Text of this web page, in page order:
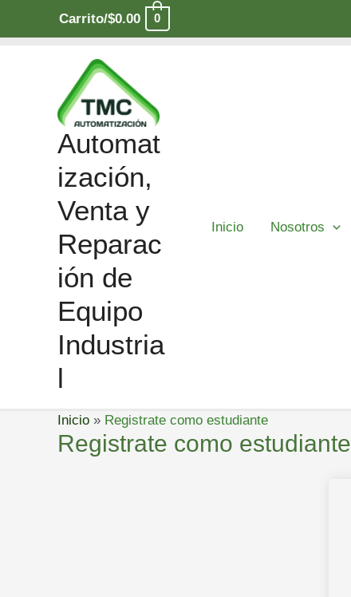
Carrito/$0.00 0
Automat
ización,
Venta y
Reparac
ión de
Equipo
Industria
l
Inicio Nosotros
Inicio Registrate como estudiante
Registrate como estudiante